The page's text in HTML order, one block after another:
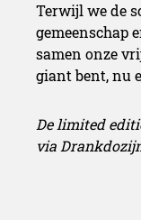
Terwijl we de
gemeenschap
samen onze
giant bent, nu
De limited
via